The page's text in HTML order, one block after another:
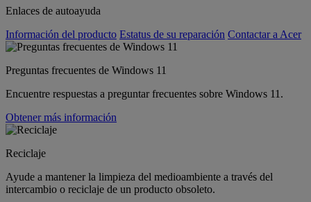
Enlaces de autoayuda
Información del producto Estatus de su reparación Contactar a Acer
Preguntas frecuentes de Windows 11
Encuentre respuestas a preguntar frecuentes sobre Windows 11.
Obtener más información
Reciclaje
Ayude a mantener la limpieza del medioambiente a través del
intercambio o reciclaje de un producto obsoleto.